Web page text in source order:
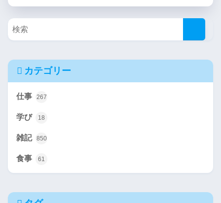
カテゴリー
仕事 267
学び 18
雑記 850
食事 61